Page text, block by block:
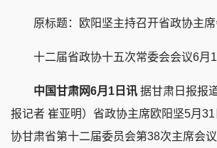
原标题：欧阳坚主持召开省政协主席
十二届省政协十五次常委会会议6月1
中国甘肃网6月1日讯 据甘肃日报报
报记者 崔亚明）省政协主席欧阳坚5月
协甘肃省第十二届委员会第38次主席会